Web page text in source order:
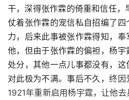
干，深得张作霖的倚重和信任，
仗着张作霖的宠信私自招编了
力，后来此事被张作霖得知，
他，但由于张作霖的偏袒，杨
处分，其他一点儿事都没有，
对此极为不满。事后不久，终因
1921年重新启用杨宇霆，让他去